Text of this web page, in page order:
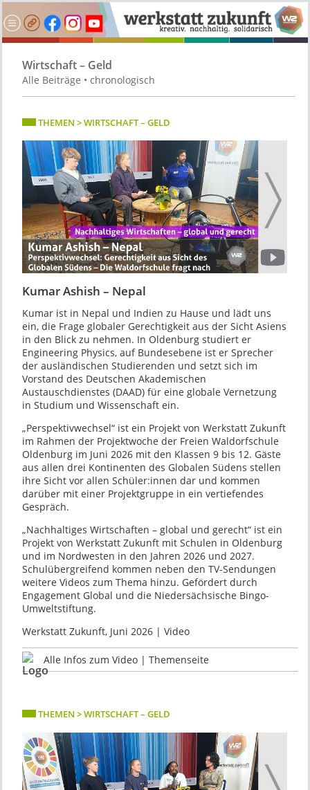
Wirtschaft – Geld
Alle Beiträge • chronologisch
THEMEN > WIRTSCHAFT – GELD
Kumar Ashish – Nepal
Kumar ist in Nepal und Indien zu Hause und lädt uns
ein, die Frage globaler Gerechtigkeit aus der Sicht Asiens
in den Blick zu nehmen. In Oldenburg studiert er
Engineering Physics, auf Bundesebene ist er Sprecher
der ausländischen Studierenden und setzt sich im
Vorstand des Deutschen Akademischen
Austauschdienstes (DAAD) für eine globale Vernetzung
in Studium und Wissenschaft ein.
„Perspektivwechsel“ ist ein Projekt von Werkstatt Zukunft
im Rahmen der Projektwoche der Freien Waldorfschule
Oldenburg im Juni 2026 mit den Klassen 9 bis 12. Gäste
aus allen drei Kontinenten des Globalen Südens stellen
ihre Sicht vor allen Schüler:innen dar und kommen
darüber mit einer Projektgruppe in ein vertiefendes
Gespräch.
„Nachhaltiges Wirtschaften – global und gerecht“ ist ein
Projekt von Werkstatt Zukunft mit Schulen in Oldenburg
und im Nordwesten in den Jahren 2026 und 2027.
Schulübergreifend kommen neben den TV-Sendungen
weitere Videos zum Thema hinzu. Gefördert durch
Engagement Global und die Niedersächsische Bingo-
Umweltstiftung.
Werkstatt Zukunft, Juni 2026 | Video
Alle Infos zum Video | Themenseite
THEMEN > WIRTSCHAFT – GELD